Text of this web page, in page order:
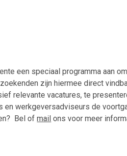
een speciaal programma aan
zijn hiermee direct
relevante vacatures, te
en werkgeversadviseurs de
Bel ofmail ons voor meer